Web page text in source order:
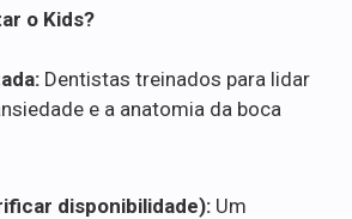
o Kids?
Dentistas treinados para lidar
e a anatomia da boca
disponibilidade): Um